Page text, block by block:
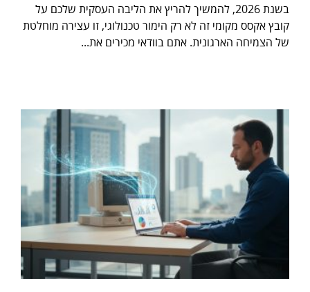
בשנת 2026, להמשיך להריץ את הליבה העסקית שלכם על
קובץ אקסס מקומי זה לא רק הימור טכנולוגי, זו עצירה מוחלטת
של הצמיחה הארגונית. אתם בוודאי מכירים את...